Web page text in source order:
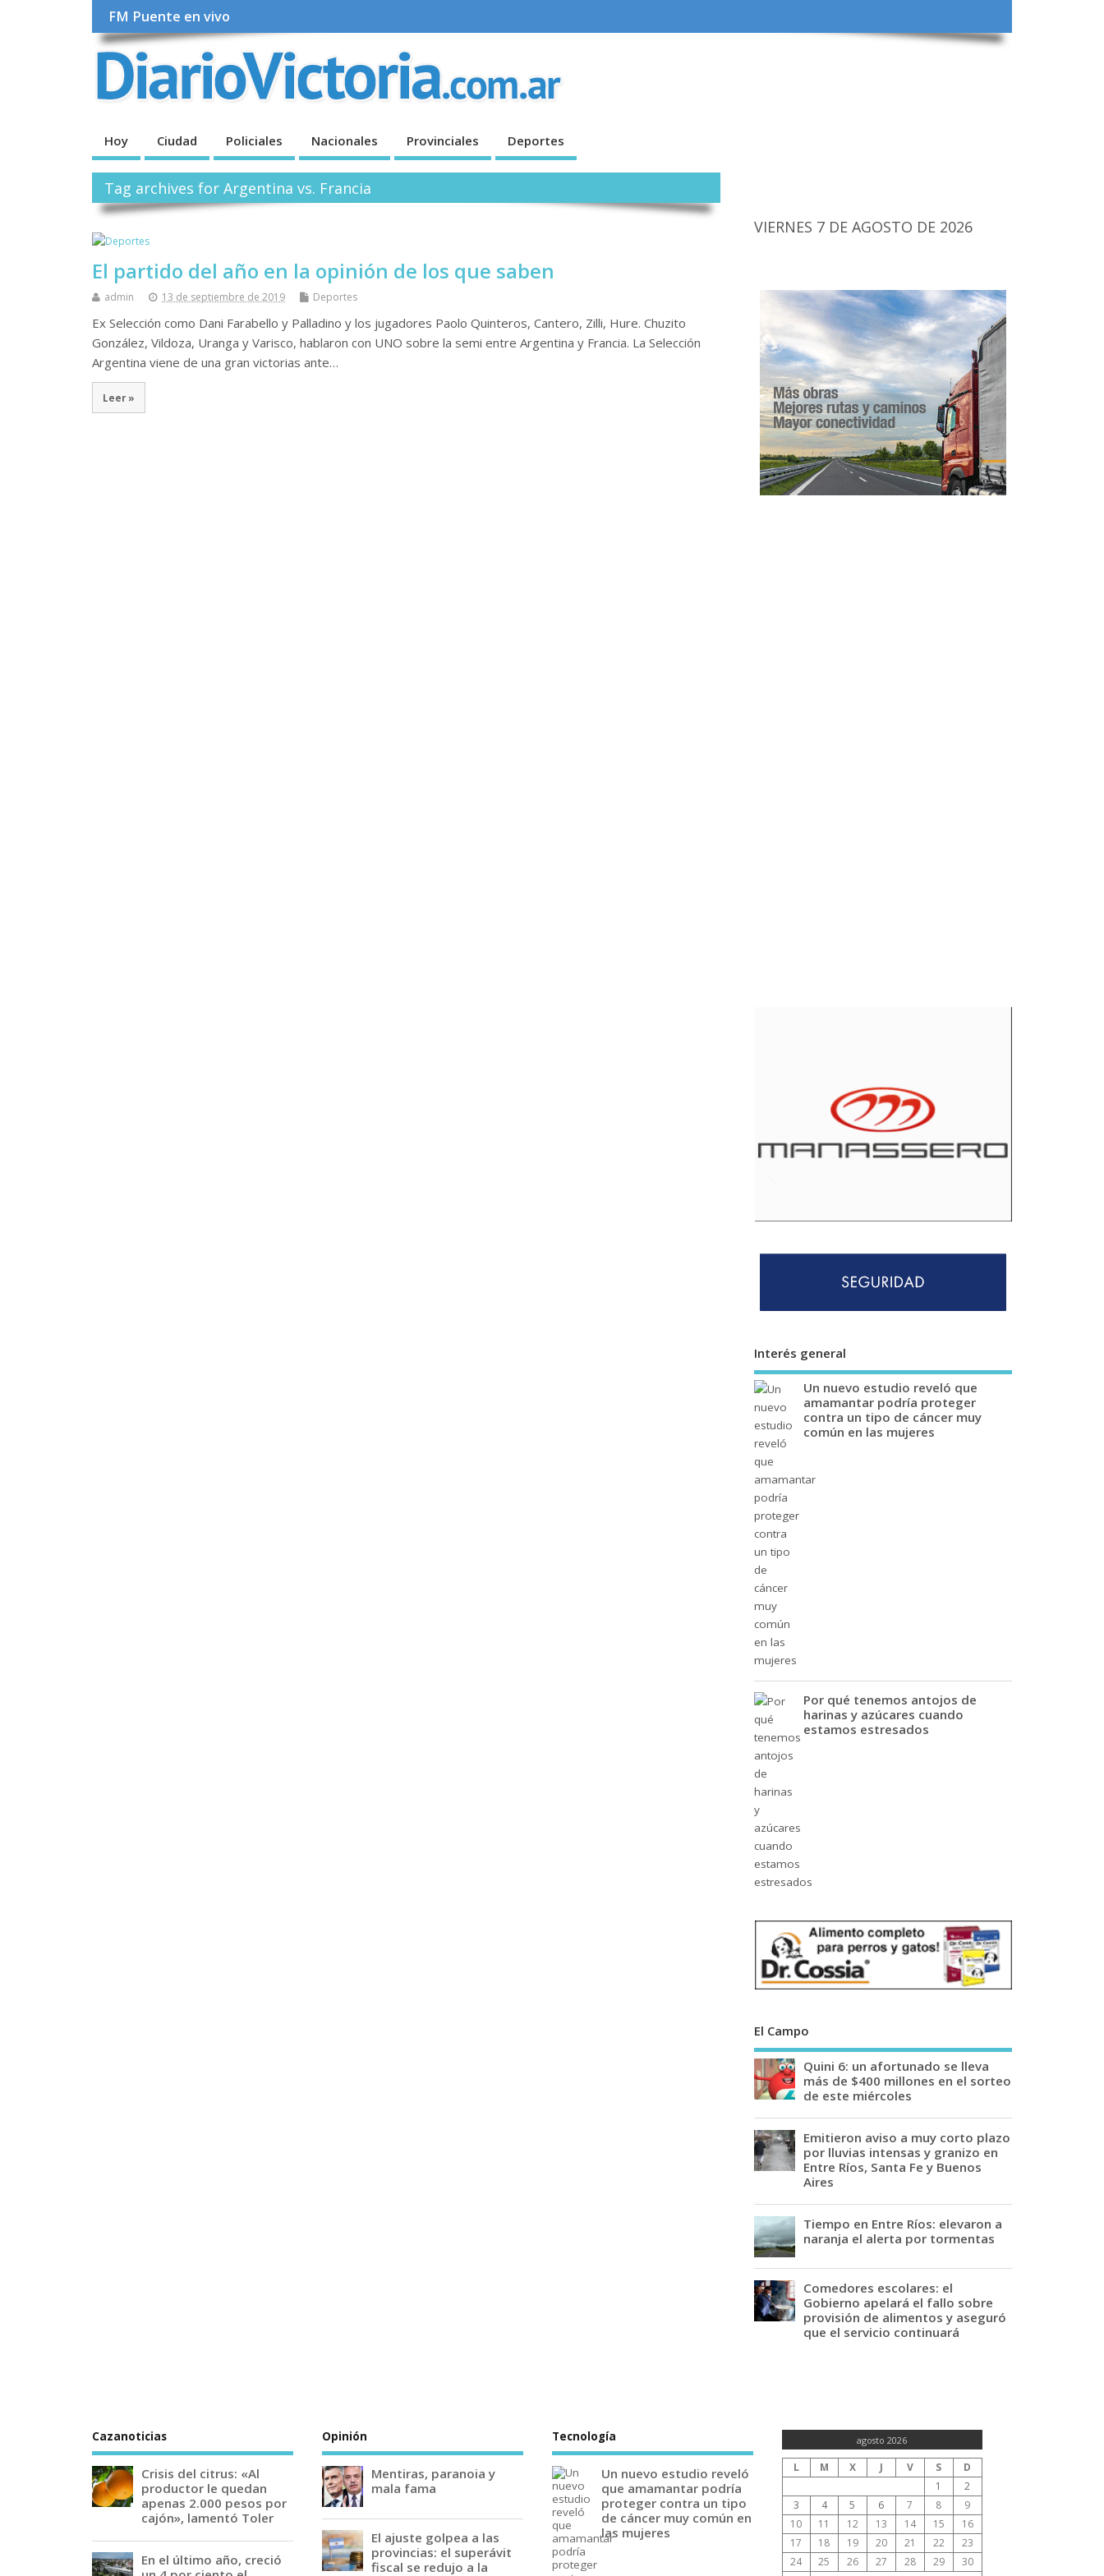
FM Puente en vivo
Hoy Ciudad Policiales Nacionales Provinciales Deportes
Tag archives for Argentina vs. Francia
El partido del año en la opinión de los que saben
admin 13 de septiembre de 2019 Deportes
Ex Selección como Dani Farabello y Palladino y los jugadores Paolo Quinteros, Cantero, Zilli, Hure. Chuzito
González, Vildoza, Uranga y Varisco, hablaron con UNO sobre la semi entre Argentina y Francia. La Selección
Argentina viene de una gran victorias ante…
Leer »
VIERNES 7 DE AGOSTO DE 2026
Interés general
Un nuevo estudio reveló que
amamantar podría proteger
contra un tipo de cáncer muy
común en las mujeres
Por qué tenemos antojos de
harinas y azúcares cuando
estamos estresados
El Campo
Quini 6: un afortunado se lleva
más de $400 millones en el sorteo
de este miércoles
Emitieron aviso a muy corto plazo
por lluvias intensas y granizo en
Entre Ríos, Santa Fe y Buenos
Aires
Tiempo en Entre Ríos: elevaron a
naranja el alerta por tormentas
Comedores escolares: el
Gobierno apelará el fallo sobre
provisión de alimentos y aseguró
que el servicio continuará
Cazanoticias
Crisis del citrus: «Al
productor le quedan
apenas 2.000 pesos por
cajón», lamentó Toler
En el último año, creció
Opinión
Mentiras, paranoia y
mala fama
El ajuste golpea a las
provincias: el superávit
fiscal se redujo a la
Tecnología
Un nuevo estudio reveló
que amamantar podría
proteger contra un tipo
de cáncer muy común en
las mujeres
agosto 2026
L M X J V S
D
1
2
3
4 5 6 7 8
9
10
11 12 13 14 15
16
17
18 19 20 21 22
23
24
25 26 27 28 29
30